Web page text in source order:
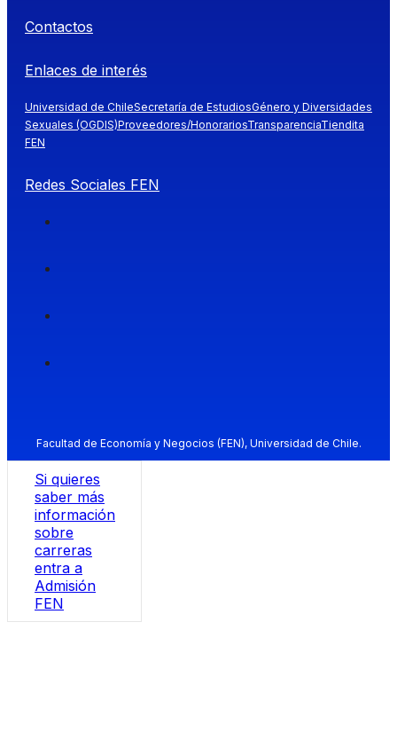
Contactos
Enlaces de interés
Universidad de ChileSecretaría de EstudiosGénero y Diversidades
Sexuales (OGDIS)Proveedores/HonorariosTransparenciaTiendita
FEN
Redes Sociales FEN
Facultad de Economía y Negocios (FEN), Universidad de Chile.
Si quieres
saber más
información
sobre
carreras
entra a
Admisión
FEN